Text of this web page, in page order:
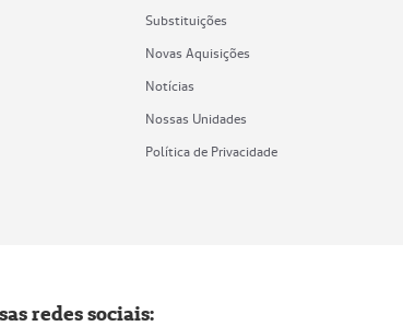
Substituições
Novas Aquisições
Notícias
Nossas Unidades
Política de Privacidade
redes sociais: